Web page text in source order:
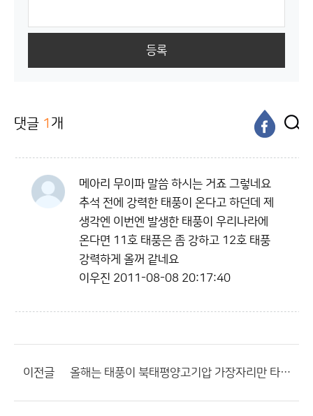
등록
댓글 1 개
메아리 무이파 말씀 하시는 거죠 그렇네요
추석 전에 강력한 태풍이 온다고 하던데 제
생각엔 이번엔 발생한 태풍이 우리나라에
온다면 11호 태풍은 좀 강하고 12호 태풍
강력하게 올꺼 같네요
이우진 2011-08-08 20:17:40
이전글 올해는 태풍이 북태평양고기압 가장자리만 타게되면...